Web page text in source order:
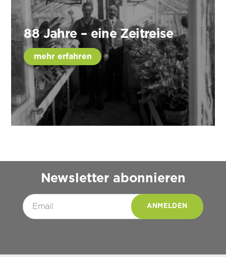
88 Jahre – eine Zeitreise
mehr erfahren
Newsletter abonnieren
Please leave this field empty.